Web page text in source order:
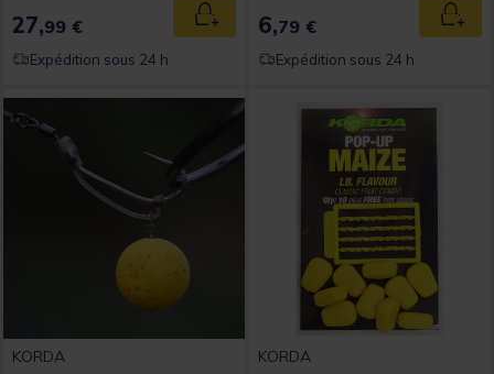
27,99 € Ajouter au panier
Expédition sous 24 h
6,79 €
Expédition sous 24 h
KORDA KORDA